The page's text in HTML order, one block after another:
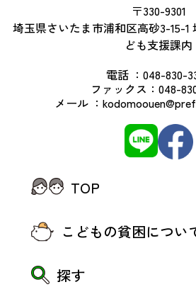
〒330-9301
埼玉県さいたま市浦和区高砂3-15-1
ども支援課内
電話 ： 048-830-
ファックス： 048-
メール ：
TOP
こどもの貧困につい
探す